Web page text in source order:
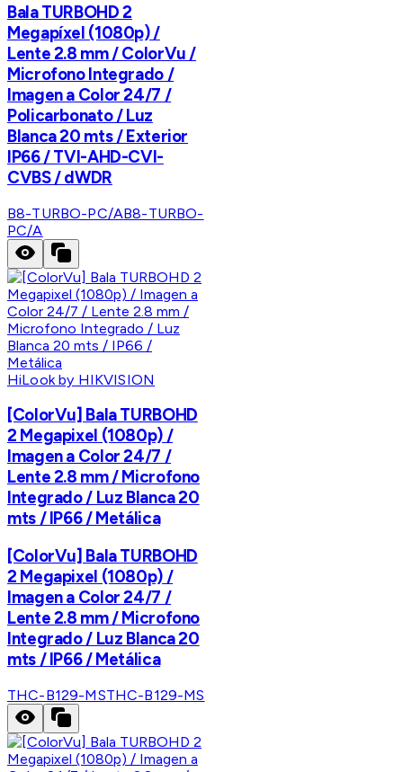
Bala TURBOHD 2
Megapíxel (1080p) /
Lente 2.8 mm / ColorVu /
Microfono Integrado /
Imagen a Color 24/7 /
Policarbonato / Luz
Blanca 20 mts / Exterior
IP66 / TVI-AHD-CVI-
CVBS / dWDR
B8-TURBO-PC/AB8-TURBO-
PC/A
HiLook by HIKVISION
[ColorVu] Bala TURBOHD
2 Megapixel (1080p) /
Imagen a Color 24/7 /
Lente 2.8 mm / Microfono
Integrado / Luz Blanca 20
mts / IP66 / Metálica
[ColorVu] Bala TURBOHD
2 Megapixel (1080p) /
Imagen a Color 24/7 /
Lente 2.8 mm / Microfono
Integrado / Luz Blanca 20
mts / IP66 / Metálica
THC-B129-MSTHC-B129-MS